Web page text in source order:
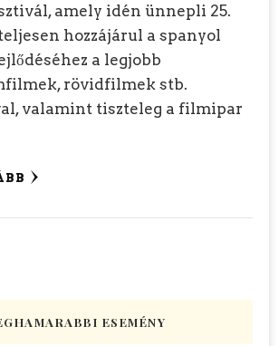
amely idén ünnepli 25.
hozzájárul a spanyol
a legjobb
rövidfilmek stb.
valamint tiszteleg a filmipar
ESEMÉNY